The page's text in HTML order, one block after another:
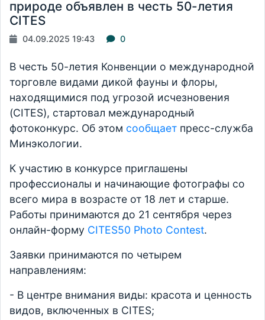
природе объявлен в честь 50-летия
CITES
04.09.2025 19:43 0
В честь 50-летия Конвенции о международной
торговле видами дикой фауны и флоры,
находящимися под угрозой исчезновения
(CITES), стартовал международный
фотоконкурс. Об этом сообщает пресс-служба
Минэкологии.
К участию в конкурсе приглашены
профессионалы и начинающие фотографы со
всего мира в возрасте от 18 лет и старше.
Работы принимаются до 21 сентября через
онлайн-форму CITES50 Photo Contest.
Заявки принимаются по четырем
направлениям:
- В центре внимания виды: красота и ценность
видов, включенных в CITES;